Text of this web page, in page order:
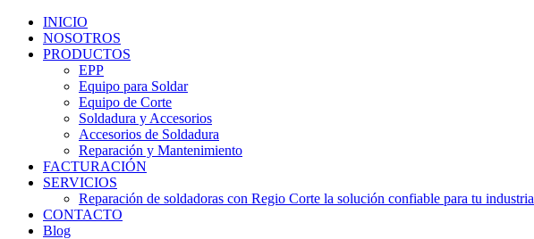
INICIO
NOSOTROS
PRODUCTOS
EPP
Equipo para Soldar
Equipo de Corte
Soldadura y Accesorios
Accesorios de Soldadura
Reparación y Mantenimiento
FACTURACIÓN
SERVICIOS
Reparación de soldadoras con Regio Corte la solución confiable para tu industria
CONTACTO
Blog